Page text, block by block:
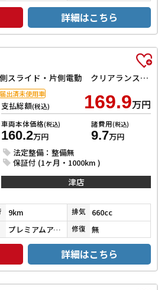
詳細はこちら
ファッションスタイル 両側スライド・片側電動 クリアランスソナー オートクルーズコントロール レーンアシスト オートライト スマートキー アイドリングストップ ベンチシート CVT ESC チップアップシート
支払総額(税込) 169.9万円
車両本体価格(税込)
160.2万円
諸費用(税込)
9.7万円
法定整備：整備無
保証付 (1ヶ月・1000km )
届出済未使用車
津店
9km 排気 660cc
プレミアムアイボリーパールⅡ 修復 無
詳細はこちら